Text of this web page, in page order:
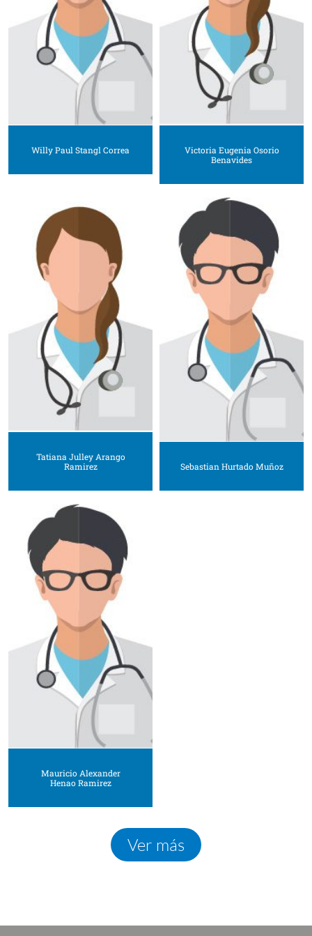
Willy Paul Stangl Correa
Victoria Eugenia Osorio
Benavides
Tatiana Julley Arango
Ramirez
Sebastian Hurtado Muñoz
Mauricio Alexander
Henao Ramirez
Ver más